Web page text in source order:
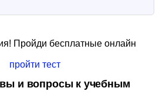
Пройди бесплатные онлайн
пройти тест
и вопросы к учебным